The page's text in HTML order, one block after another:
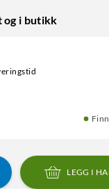
og i butikk
LEGG I